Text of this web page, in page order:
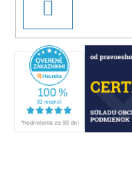
SA